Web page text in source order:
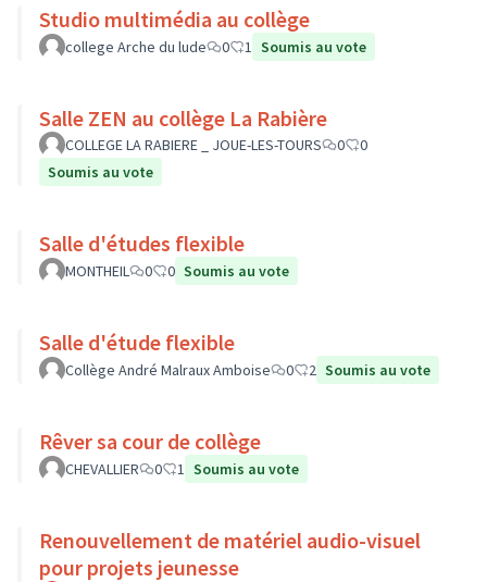
Studio multimédia au collège
college Arche du lude 0 1 Soumis au vote
Salle ZEN au collège La Rabière
COLLEGE LA RABIERE _ JOUE-LES-TOURS 0
0
Soumis au vote
Salle d'études flexible
MONTHEIL 0 0 Soumis au vote
Salle d'étude flexible
Collège André Malraux Amboise 0 2 Soumis au vote
Rêver sa cour de collège
CHEVALLIER 0 1 Soumis au vote
Renouvellement de matériel audio-visuel
pour projets jeunesse